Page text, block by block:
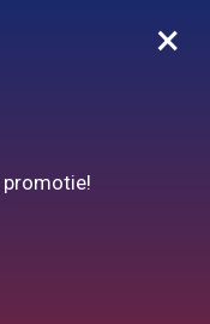
0
met DJINN-code10
×